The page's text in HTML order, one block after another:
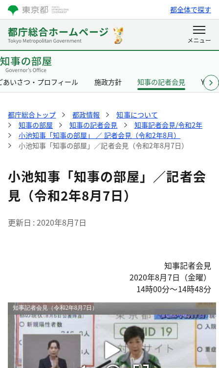
都全体で探す
あいさつ・プロフィール 施政方針 知事の記者会見
都庁総合トップ 都政情報
知事について
知事の部屋
知事の記者会見
知事記者会見/令和2年
小池知事「知事の部屋」 ／ 記者会見（令和2年8月）
小池知事「知事の部屋」／記者会見（令和2年8月7日）
小池知事「知事の部屋」／記者会
見（令和2年8月7日）
更新日 2020年8月7日
知事記者会見
2020年8月7日（金曜）
14時00分～14時48分